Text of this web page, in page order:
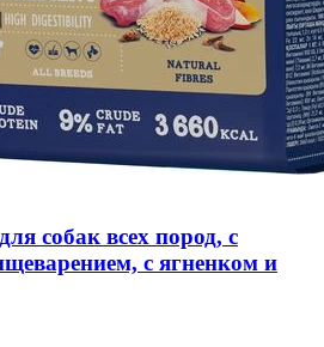
собак всех пород, с
с ягненком и